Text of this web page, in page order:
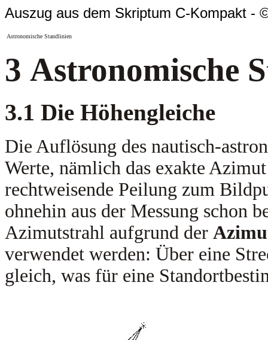
Auszug aus dem Skriptum C-Kompakt -
Astronomische Standlinien
3 Astronomische
3.1 Die Höhengleiche
Die Auflösung des nautisch-
Werte, nämlich das exakte
rechtweisende Peilung zum
ohnehin aus der Messung schon
Azimutstrahl aufgrund der
verwendet werden: Über eine
gleich, was für eine